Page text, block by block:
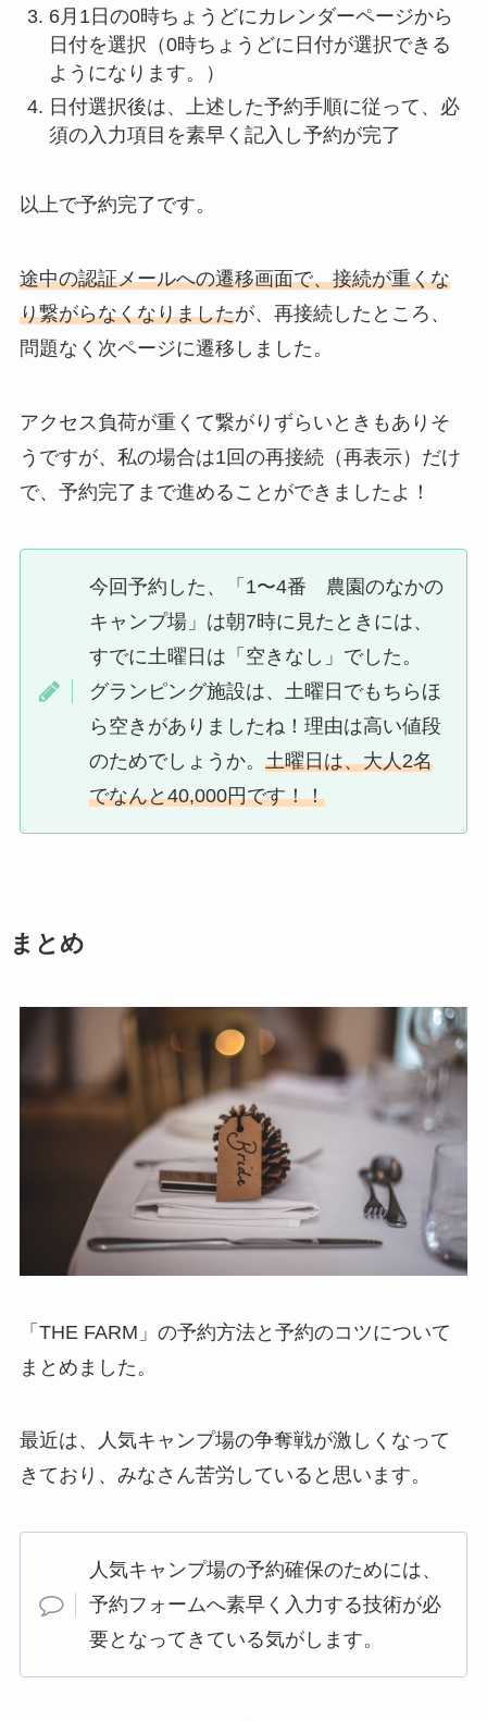
6月1日の0時ちょうどにカレンダーページから
日付を選択（0時ちょうどに日付が選択できる
ようになります。）
日付選択後は、上述した予約手順に従って、必
須の入力項目を素早く記入し予約が完了
以上で予約完了です。
途中の認証メールへの遷移画面で、接続が重くな
り繋がらなくなりましたが、再接続したところ、
問題なく次ページに遷移しました。
アクセス負荷が重くて繋がりずらいときもありそ
うですが、私の場合は1回の再接続（再表示）だけ
で、予約完了まで進めることができましたよ！
今回予約した、「1〜4番 農園のなかの
キャンプ場」は朝7時に見たときには、
すでに土曜日は「空きなし」でした。
グランピング施設は、土曜日でもちらほ
ら空きがありましたね！理由は高い値段
のためでしょうか。 土曜日は、大人2名
でなんと40,000円です！！
まとめ
「THE FARM」の予約方法と予約のコツについて
まとめました。
最近は、人気キャンプ場の争奪戦が激しくなって
きており、みなさん苦労していると思います。
人気キャンプ場の予約確保のためには、
予約フォームへ素早く入力する技術が必
要となってきている気がします。